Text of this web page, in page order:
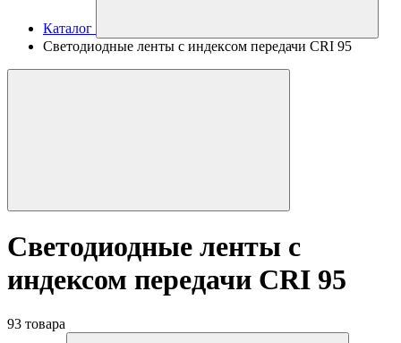
Каталог
Светодиодные ленты с индексом передачи CRI 95
Светодиодные ленты с
индексом передачи CRI 95
93 товара